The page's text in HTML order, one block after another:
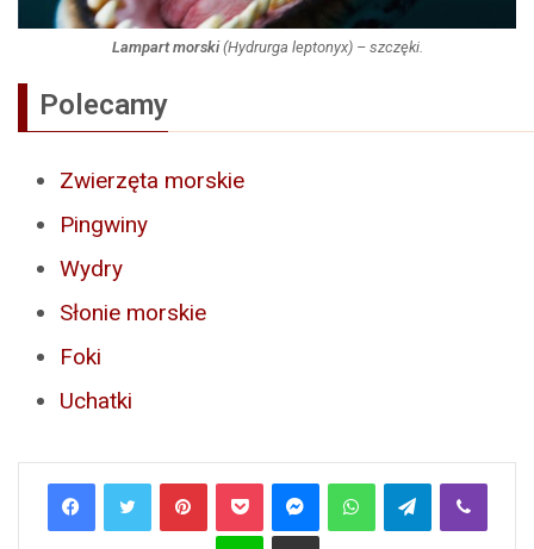
Lampart morski(Hydrurga leptonyx) – szczęki.
Polecamy
Zwierzęta morskie
Pingwiny
Wydry
Słonie morskie
Foki
Uchatki
PinterestPocket MessengerWhatsAppTelegramViber
Line Share via Email